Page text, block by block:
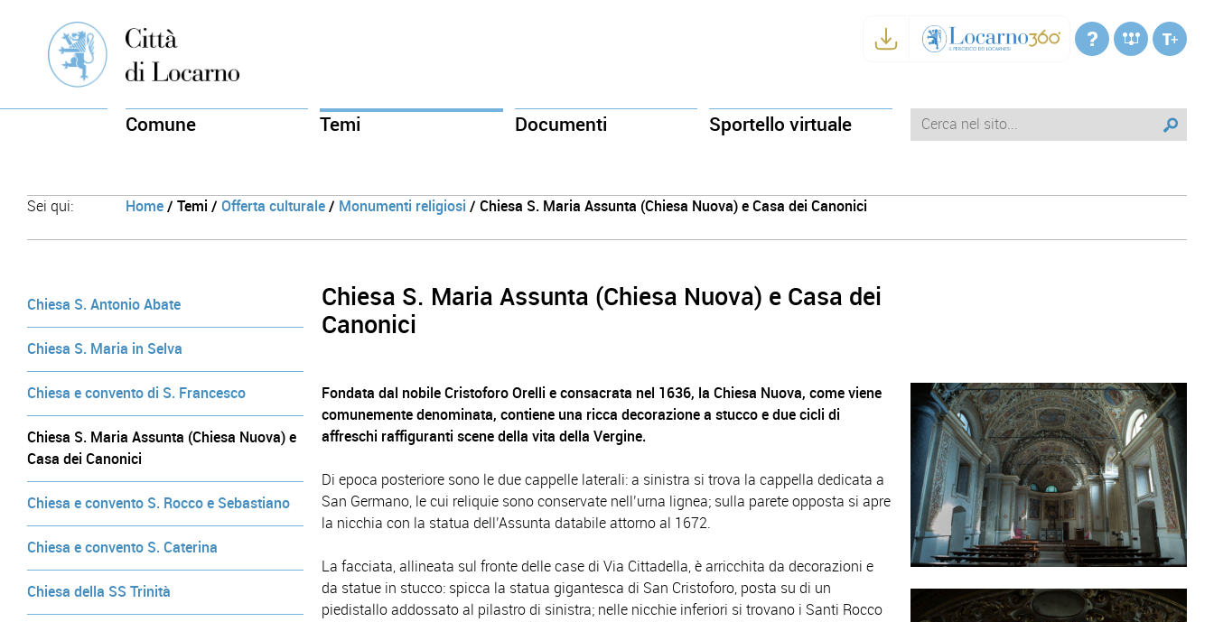
Comune Temi Documenti Sportello virtuale
Sei qui: Home/ Temi / Offerta culturale/ Monumenti religiosi / Chiesa S. Maria Assunta (Chiesa Nuova) e Casa dei Canonici
Chiesa S. Antonio Abate
Chiesa S. Maria in Selva
Chiesa e convento di S. Francesco
Chiesa S. Maria Assunta (Chiesa Nuova) e
Casa dei Canonici
Chiesa e convento S. Rocco e Sebastiano
Chiesa e convento S. Caterina
Chiesa della SS Trinità
Chiesa S. Maria Assunta (Chiesa Nuova) e Casa dei
Canonici
Fondata dal nobile Cristoforo Orelli e consacrata nel 1636, la Chiesa Nuova, come viene
comunemente denominata, contiene una ricca decorazione a stucco e due cicli di
affreschi raffiguranti scene della vita della Vergine.
Di epoca posteriore sono le due cappelle laterali: a sinistra si trova la cappella dedicata a
San Germano, le cui reliquie sono conservate nell’urna lignea; sulla parete opposta si apre
la nicchia con la statua dell’Assunta databile attorno al 1672.
La facciata, allineata sul fronte delle case di Via Cittadella, è arricchita da decorazioni e
da statue in stucco: spicca la statua gigantesca di San Cristoforo, posta su di un
piedistallo addossato al pilastro di sinistra; nelle nicchie inferiori si trovano i Santi Rocco